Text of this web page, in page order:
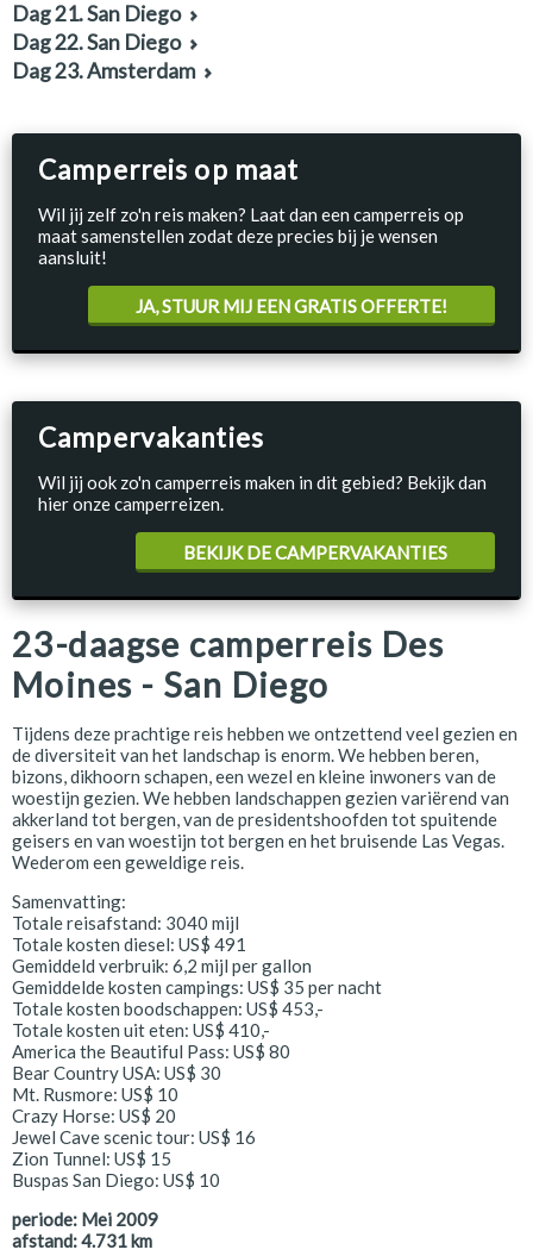
23-daagse camperreis Des
Moines - San Diego
Tijdens deze prachtige reis hebben we ontzettend veel gezien en
de diversiteit van het landschap is enorm. We hebben beren,
bizons, dikhoorn schapen, een wezel en kleine inwoners van de
woestijn gezien. We hebben landschappen gezien variërend van
akkerland tot bergen, van de presidentshoofden tot spuitende
geisers en van woestijn tot bergen en het bruisende Las Vegas.
Wederom een geweldige reis.
Samenvatting:
Totale reisafstand: 3040 mijl
Totale kosten diesel: US$ 491
Gemiddeld verbruik: 6,2 mijl per gallon
Gemiddelde kosten campings: US$ 35 per nacht
Totale kosten boodschappen: US$ 453,-
Totale kosten uit eten: US$ 410,-
America the Beautiful Pass: US$ 80
Bear Country USA: US$ 30
Mt. Rusmore: US$ 10
Crazy Horse: US$ 20
Jewel Cave scenic tour: US$ 16
Zion Tunnel: US$ 15
Buspas San Diego: US$ 10
periode: Mei 2009
afstand:4.731km
Dag 21. San Diego
Dag 22. San Diego
Dag 23. Amsterdam
Camperreis op maat
Wil jij zelf zo'n reis maken? Laat dan een camperreis op
maat samenstellen zodat deze precies bij je wensen
aansluit!
JA, STUUR MIJ EEN GRATIS OFFERTE!
Campervakanties
Wil jij ook zo'n camperreis maken in dit gebied? Bekijk dan
hier onze camperreizen.
BEKIJK DE CAMPERVAKANTIES